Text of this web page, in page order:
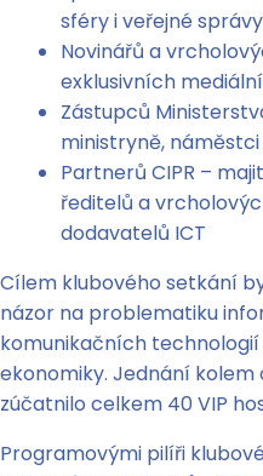
sféry i veřejné správy
Novinářů a
exklusivních
Zástupců
ministryně,
Partnerů CIPR –
ředitelů a
dodavatelů ICT
Cílem klubového setkání
názor na problematiku
komunikačních
ekonomiky. Jednání kolem
zúčatnilo celkem 40 VIP
Programovými pilíři